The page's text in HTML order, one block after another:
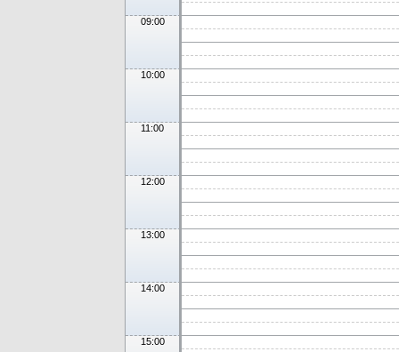
09:00
10:00
11:00
12:00
13:00
14:00
15:00